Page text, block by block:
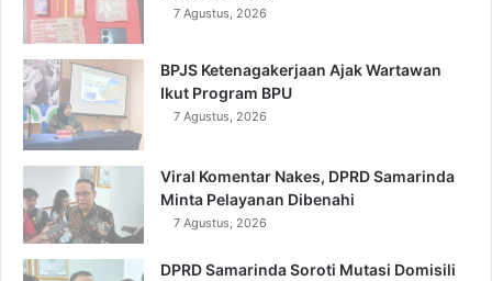
7 Agustus, 2026
BPJS Ketenagakerjaan Ajak Wartawan
Ikut Program BPU
7 Agustus, 2026
Viral Komentar Nakes, DPRD Samarinda
Minta Pelayanan Dibenahi
7 Agustus, 2026
DPRD Samarinda Soroti Mutasi Domisili